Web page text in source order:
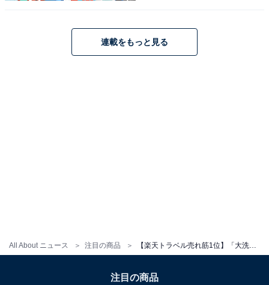
All About ニュース 注目の商品
連載をもっと見る
注目の商品